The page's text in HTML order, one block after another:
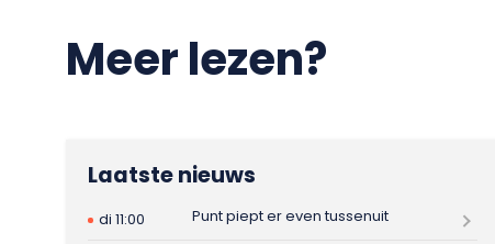
Meer lezen?
Laatste nieuws
di 11:00
Punt piept er even tussenuit